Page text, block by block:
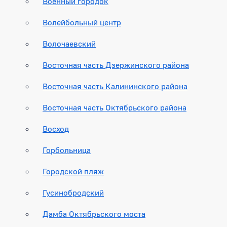
Волейбольный центр
Волочаевский
Восточная часть Дзержинского района
Восточная часть Калининского района
Восточная часть Октябрьского района
Восход
Горбольница
Городской пляж
Гусинобродский
Дамба Октябрьского моста